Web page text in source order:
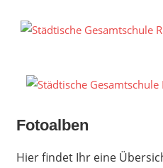
Inhalt
Fotoalben
Hier findet Ihr eine